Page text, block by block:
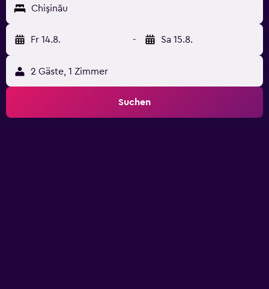
Chişinău
Fr 14.8. - Sa 15.8.
2 Gäste, 1 Zimmer
Suchen